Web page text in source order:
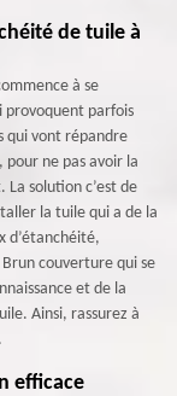
de tuile à
à se
provoquent parfois
qui vont répandre
ne pas avoir la
La solution c’est de
la tuile qui a de la
d’étanchéité,
couverture qui se
et de la
Ainsi, rassurez à
efficace